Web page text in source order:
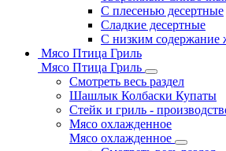
С плесенью десертные
Сладкие десертные
С низким содержание
Мясо Птица Гриль
Мясо Птица Гриль
Смотреть весь раздел
Шашлык Колбаски Купаты
Стейк и гриль -
Мясо охлажденное
Мясо охлажденное